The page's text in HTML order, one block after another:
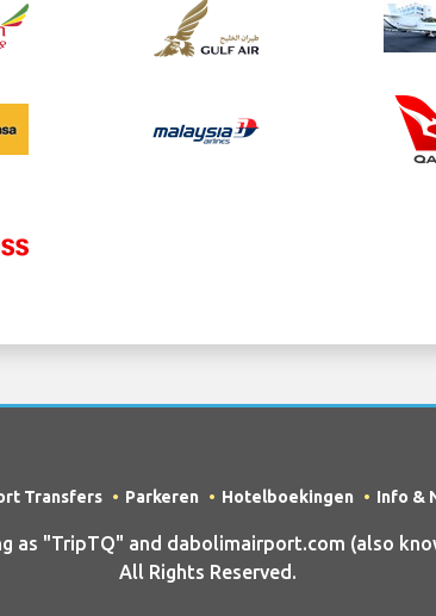
Transfers Parkeren Hotelboekingen Info &
as "TripTQ" and dabolimairport.com (also
All Rights Reserved.